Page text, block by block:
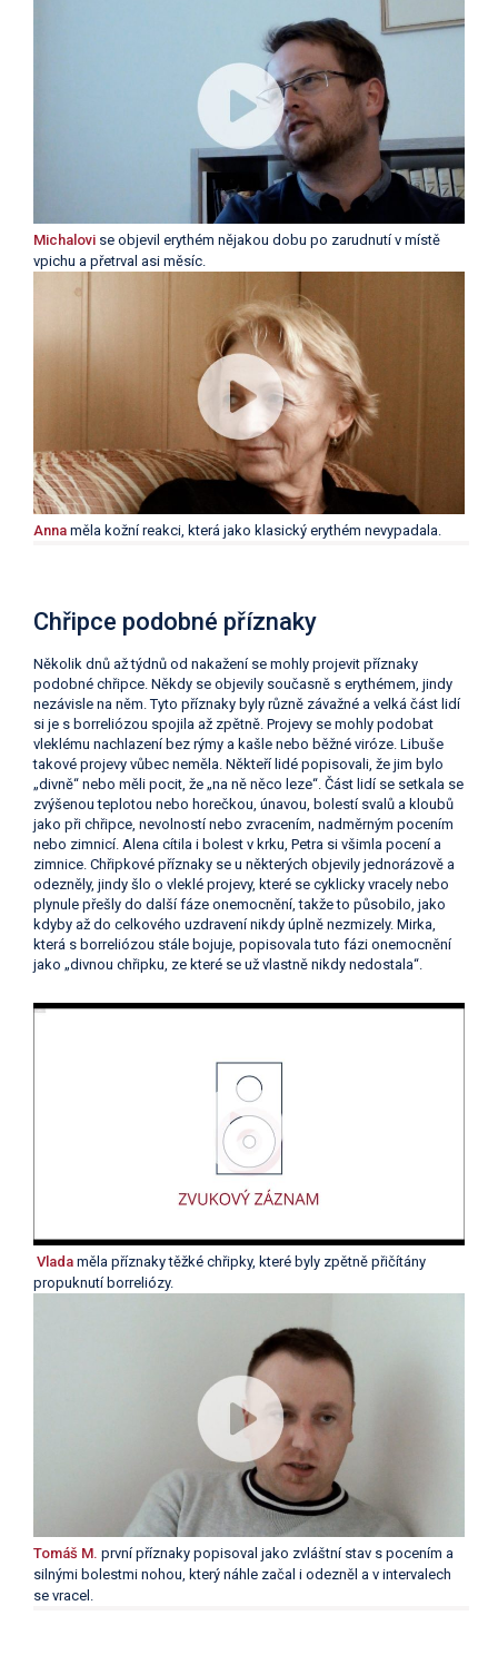
Michalovi se objevil erythém nějakou dobu po zarudnutí v místě
vpichu a přetrval asi měsíc.
Anna měla kožní reakci, která jako klasický erythém nevypadala.
Chřipce podobné příznaky
Několik dnů až týdnů od nakažení se mohly projevit příznaky
podobné chřipce. Někdy se objevily současně s erythémem, jindy
nezávisle na něm. Tyto příznaky byly různě závažné a velká část lidí
si je s borreliózou spojila až zpětně. Projevy se mohly podobat
vleklému nachlazení bez rýmy a kašle nebo běžné viróze. Libuše
takové projevy vůbec neměla. Někteří lidé popisovali, že jim bylo
„divně“ nebo měli pocit, že „na ně něco leze“. Část lidí se setkala se
zvýšenou teplotou nebo horečkou, únavou, bolestí svalů a kloubů
jako při chřipce, nevolností nebo zvracením, nadměrným pocením
nebo zimnicí. Alena cítila i bolest v krku, Petra si všimla pocení a
zimnice. Chřipkové příznaky se u některých objevily jednorázově a
odezněly, jindy šlo o vleklé projevy, které se cyklicky vracely nebo
plynule přešly do další fáze onemocnění, takže to působilo, jako
kdyby až do celkového uzdravení nikdy úplně nezmizely. Mirka,
která s borreliózou stále bojuje, popisovala tuto fázi onemocnění
jako „divnou chřipku, ze které se už vlastně nikdy nedostala“.
Vlada měla příznaky těžké chřipky, které byly zpětně přičítány
propuknutí borreliózy.
Tomáš M. první příznaky popisoval jako zvláštní stav s pocením a
silnými bolestmi nohou, který náhle začal i odezněl a v intervalech
se vracel.